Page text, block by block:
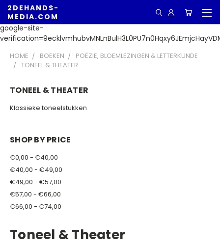
google-site-
2DEHANDS-
MEDIA.COM
HOME BOEKEN
POËZIE, BLOEMLEZINGEN & LETTERKUNDE
TONEEL & THEATER
TONEEL & THEATER
Klassieke toneelstukken
SHOP BY PRICE
€0,00 - €40,00
€40,00 - €49,00
€49,00 - €57,00
€57,00 - €66,00
€66,00 - €74,00
Toneel & Theater